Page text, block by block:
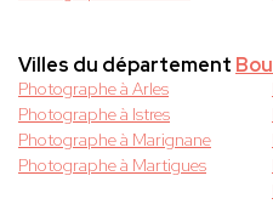
Villes du département
Photographe à Arles
Photographe à Istres
Photographe à Marignane
Photographe à Martigues